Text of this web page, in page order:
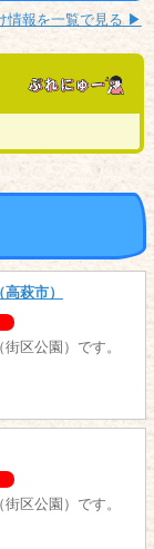
情報を一覧で見る ▶︎
萩市）
区公園）です。
区公園）です。